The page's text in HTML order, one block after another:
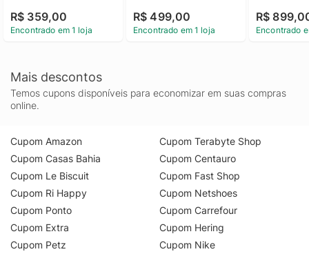
Calvin Klein Jeans
Marrom p
R$ 359,00
Encontrado em 1 loja
Calvin Klein Azul
Escuro Gg
R$ 499,00
Encontrado em 1 loja
R$
Encontrado
Mais descontos
Temos cupons disponíveis para economizar em suas compras
online.
Cupom Amazon
Cupom Casas Bahia
Cupom Le Biscuit
Cupom Ri Happy
Cupom Ponto
Cupom Extra
Cupom Petz
Cupom Terabyte Shop
Cupom Centauro
Cupom Fast Shop
Cupom Netshoes
Cupom Carrefour
Cupom Hering
Cupom Nike